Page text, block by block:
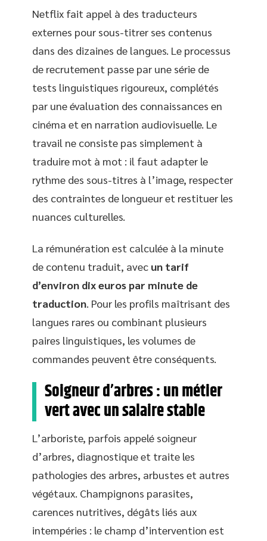
Netflix fait appel à des traducteurs
externes pour sous-titrer ses contenus
dans des dizaines de langues. Le processus
de recrutement passe par une série de
tests linguistiques rigoureux, complétés
par une évaluation des connaissances en
cinéma et en narration audiovisuelle. Le
travail ne consiste pas simplement à
traduire mot à mot : il faut adapter le
rythme des sous-titres à l’image, respecter
des contraintes de longueur et restituer les
nuances culturelles.
La rémunération est calculée à la minute
de contenu traduit, avec un tarif
d’environ dix euros par minute de
traduction. Pour les profils maîtrisant des
langues rares ou combinant plusieurs
paires linguistiques, les volumes de
commandes peuvent être conséquents.
Soigneur d’arbres : un métier
vert avec un salaire stable
L’arboriste, parfois appelé soigneur
d’arbres, diagnostique et traite les
pathologies des arbres, arbustes et autres
végétaux. Champignons parasites,
carences nutritives, dégâts liés aux
intempéries : le champ d’intervention est